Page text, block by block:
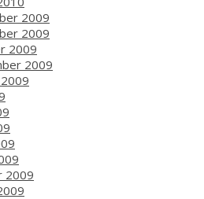
2009
2009
2009
2009
2009